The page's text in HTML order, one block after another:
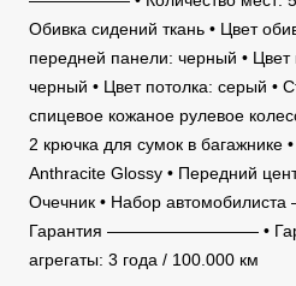
Обивка сидений ткань • Цвет
передней панели: черный • Цвет
черный • Цвет потолка: серый •
спицевое кожаное рулевое
2 крючка для сумок в багажнике
Anthracite Glossy • Передний
Очечник • Набор
Гарантия ————————— •
агрегаты: 3 года / 100.000 км